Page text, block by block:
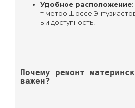
Удобное расположение:
т метро Шоссе
ь и доступность!
Почему ремонт
важен?